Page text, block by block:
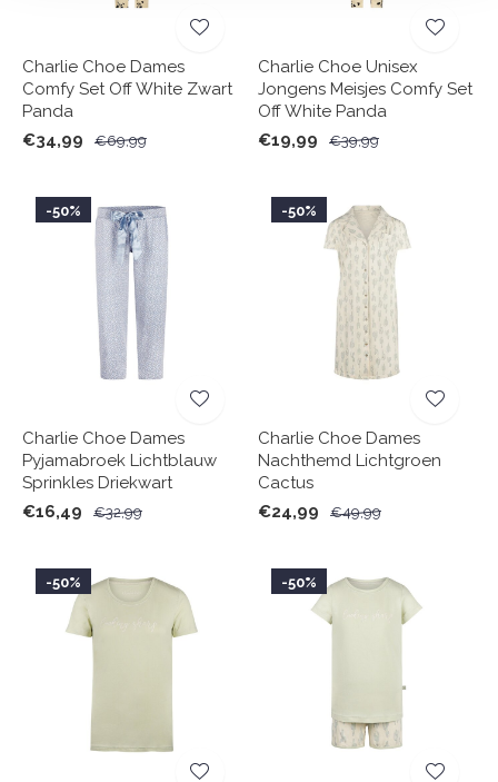
Charlie Choe Dames
Comfy Set Off White Zwart
Panda
€34,99
€69,99
Charlie Choe Unisex
Jongens Meisjes Comfy Set
Off White Panda
€19,99
€39,99
-50%
Charlie Choe Dames
Pyjamabroek Lichtblauw
Sprinkles Driekwart
€16,49
€32,99
-50%
Charlie Choe Dames
Nachthemd Lichtgroen
Cactus
€24,99
€49,99
-50% -50%